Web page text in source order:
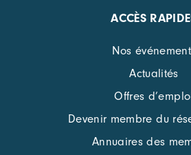
ACCÈS
Nos
Actualités
Offres
Devenir membre du
Annuaires des